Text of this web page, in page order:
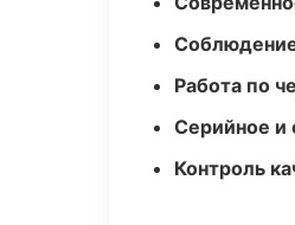
Работа по
Серийное и
Контроль